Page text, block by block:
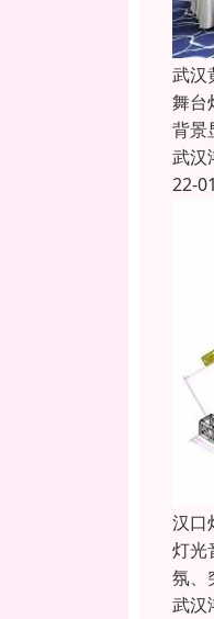
武汉
舞台
背景
武汉
22-
汉口
灯光
氛、
武汉